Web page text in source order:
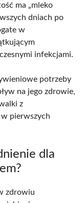
ma „mleko
dniach po
w
infekcjami.
potrzeby
na jego zdrowie,
z
pierwszych
dla
zdrowiu